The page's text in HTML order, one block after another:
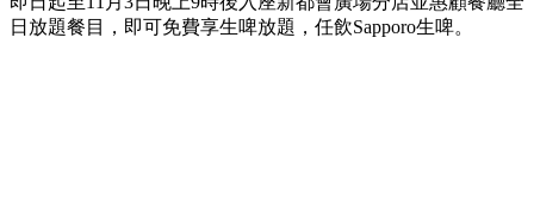
日放題餐目，即可免費享生啤放題，任飲Sapporo生啤。